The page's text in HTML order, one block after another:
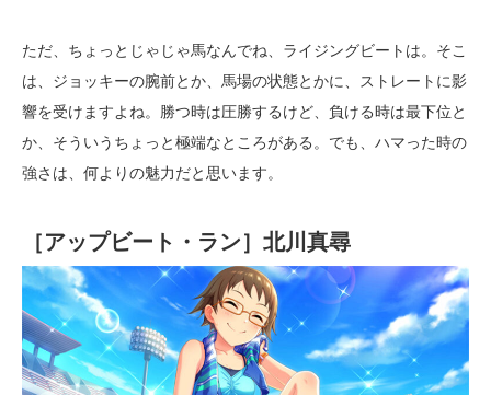
ただ、ちょっとじゃじゃ馬なんでね、ライジングビートは。そこ
は、ジョッキーの腕前とか、馬場の状態とかに、ストレートに影
響を受けますよね。勝つ時は圧勝するけど、負ける時は最下位と
か、そういうちょっと極端なところがある。でも、ハマった時の
強さは、何よりの魅力だと思います。
［アップビート・ラン］北川真尋